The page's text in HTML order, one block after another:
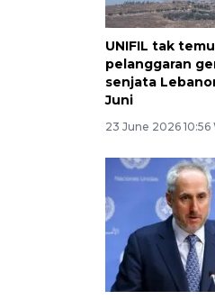
UNIFIL tak
pelanggaran
senjata
Juni
23 June 2026 10:56